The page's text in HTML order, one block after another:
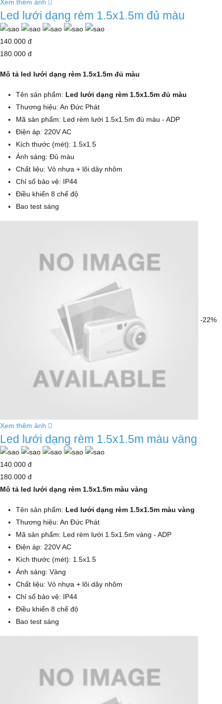
Xem thêm ảnh
Led lưới dạng rèm 1.5x1.5m đủ màu
140.000 đ
180.000 đ
Mô tả led lưới dạng rèm 1.5x1.5m đủ màu
Tên sản phẩm: Led lưới dạng rèm 1.5x1.5m đủ màu
Thương hiệu: An Đức Phát
Mã sản phẩm: Led rèm lưới 1.5x1.5m đủ màu - ADP
Điện áp: 220V AC
Kích thước (mét): 1.5x1.5
Ánh sáng: Đủ màu
Chất liệu: Vỏ nhựa + lõi dây nhôm
Chỉ số bảo vệ: IP44
Điều khiển 8 chế độ
Bao test sáng
-22%
Xem thêm ảnh
Led lưới dạng rèm 1.5x1.5m màu vàng
140.000 đ
180.000 đ
Mô tả led lưới dạng rèm 1.5x1.5m màu vàng
Tên sản phẩm: Led lưới dạng rèm 1.5x1.5m màu vàng
Thương hiệu: An Đức Phát
Mã sản phẩm: Led rèm lưới 1.5x1.5m vàng - ADP
Điện áp: 220V AC
Kích thước (mét): 1.5x1.5
Ánh sáng: Vàng
Chất liệu: Vỏ nhựa + lõi dây nhôm
Chỉ số bảo vệ: IP44
Điều khiển 8 chế độ
Bao test sáng